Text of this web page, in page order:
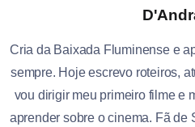
Cria da Baixada Fluminense e
sempre. Hoje escrevo roteiros,
vou dirigir meu primeiro filme e
aprender sobre o cinema. Fã de